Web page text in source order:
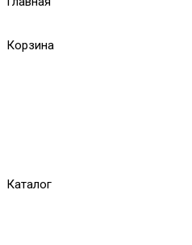
Корзина
Каталог